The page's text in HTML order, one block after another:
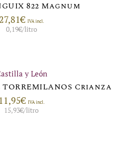
822 Magnum
27,81€ IVA incl.
0,19€/litro
y León
TORREMILANOS Crianza
11,95€ IVA incl.
15,93€/litro